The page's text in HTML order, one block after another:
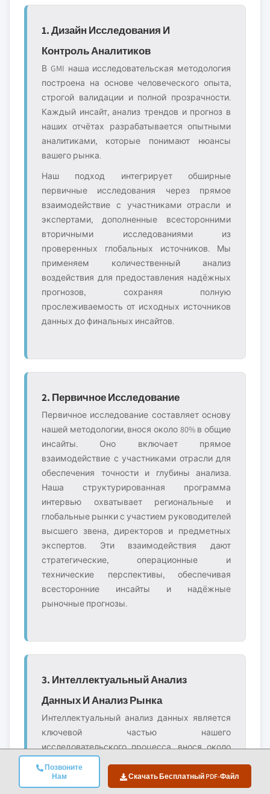
Позвоните
Нам
Скачать Бесплатный PDF-Файл
1. Дизайн Исследования И
Контроль Аналитиков
В GMI наша исследовательская методология
построена на основе человеческого опыта,
строгой валидации и полной прозрачности.
Каждый инсайт, анализ трендов и прогноз в
наших отчётах разрабатывается опытными
аналитиками, которые понимают нюансы
вашего рынка.
Наш подход интегрирует обширные
первичные исследования через прямое
взаимодействие с участниками отрасли и
экспертами, дополненные всесторонними
вторичными исследованиями из
проверенных глобальных источников. Мы
применяем количественный анализ
воздействия для предоставления надёжных
прогнозов, сохраняя полную
прослеживаемость от исходных источников
данных до финальных инсайтов.
2. Первичное Исследование
Первичное исследование составляет основу
нашей методологии, внося около 80% в общие
инсайты. Оно включает прямое
взаимодействие с участниками отрасли для
обеспечения точности и глубины анализа.
Наша структурированная программа
интервью охватывает региональные и
глобальные рынки с участием руководителей
высшего звена, директоров и предметных
экспертов. Эти взаимодействия дают
стратегические, операционные и
технические перспективы, обеспечивая
всесторонние инсайты и надёжные
рыночные прогнозы.
3. Интеллектуальный Анализ
Данных И Анализ Рынка
Интеллектуальный анализ данных является
ключевой частью нашего
исследовательского процесса, внося около
20% в общую методологию. Он включает
анализ структуры рынка, выявление
отраслевых трендов и оценку